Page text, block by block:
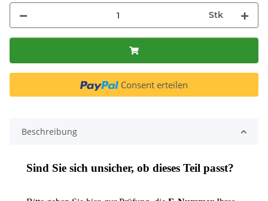
Stk
Consent erteilen
Beschreibung